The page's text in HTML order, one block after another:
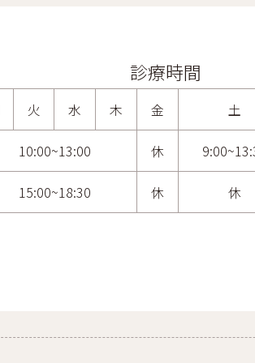
診療時間
火 水 木 金 土
10:00~13:00 休
15:00~18:30 休 休